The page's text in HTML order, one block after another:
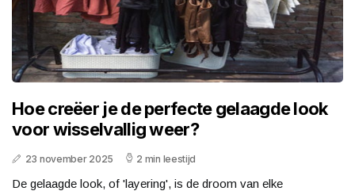
Hoe creëer je de perfecte gelaagde look
voor wisselvallig weer?
23 november 2025 2 min leestijd
De gelaagde look, of 'layering', is de droom van elke